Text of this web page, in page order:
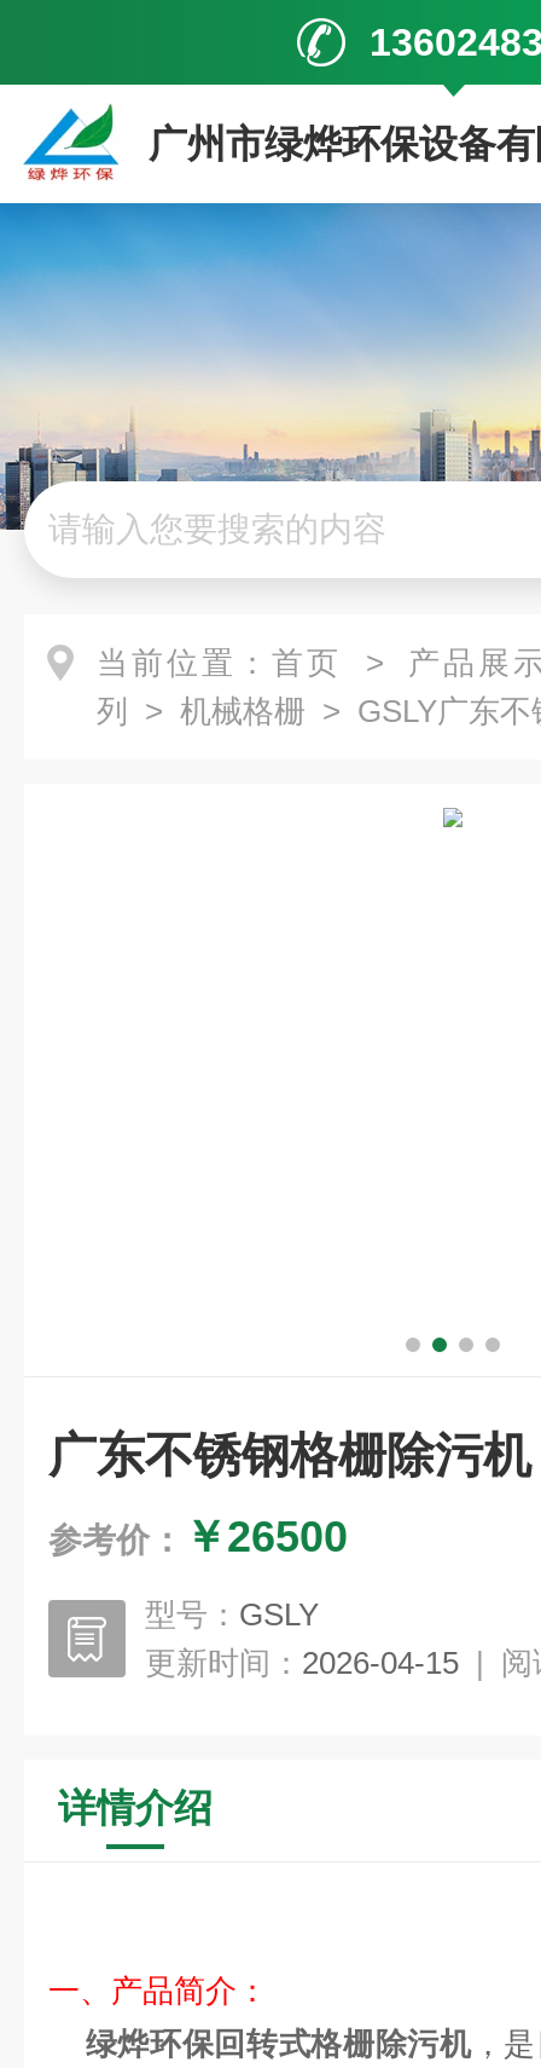
广州市绿烨环保设备
当前位置： 首页 > 产品展
列
> 机械格栅 > GSLY广东
广东不锈钢格栅除污机
参考价： ￥26500
型号： GSLY
更新时间： 2026-04-15 | 阅
详情介绍
一、产品简介：
绿烨环保回转式格栅除污机，